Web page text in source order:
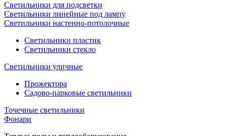
Светильники для подсветки
Светильники линейные под лампу
Светильники настенно-потолочные
Светильники плаcтик
Светильники стекло
Светильники уличные
Прожектора
Садово-парковые светильники
Точечные светильники
Фонари